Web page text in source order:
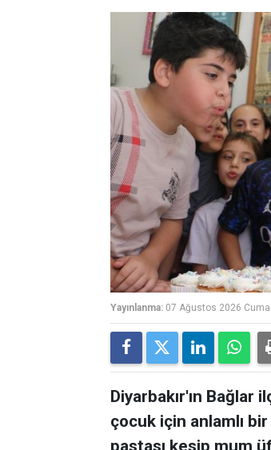
Yayınlanma: 07 Ağustos 2026
Diyarbakır'ın Bağlar
çocuk için anlamlı
pastası kesip mum